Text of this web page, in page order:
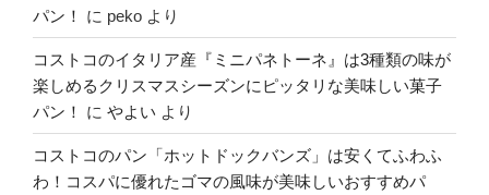
パン！
に peko より
コストコのイタリア産『ミニパネトーネ』は3種類の味が
楽しめるクリスマスシーズンにピッタリな美味しい菓子
パン！
に やよい より
コストコのパン「ホットドックバンズ」は安くてふわふ
わ！コスパに優れたゴマの風味が美味しいおすすめパ